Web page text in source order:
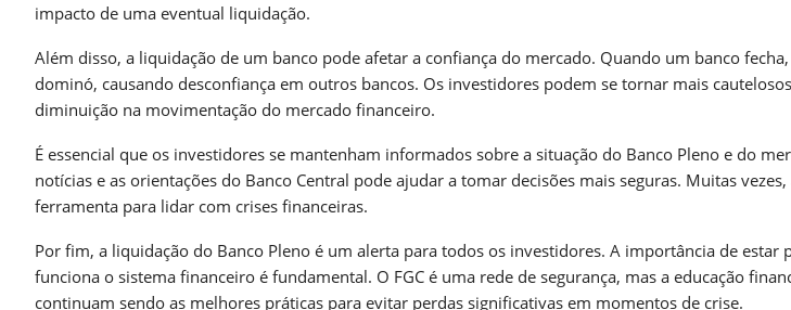
impacto de uma eventual liquidação.
Além disso, a liquidação de um banco pode afetar a confiança do mercado. Quando um banco
dominó, causando desconfiança em outros bancos. Os investidores podem se tornar mais
diminuição na movimentação do mercado financeiro.
É essencial que os investidores se mantenham informados sobre a situação do Banco Pleno e do
notícias e as orientações do Banco Central pode ajudar a tomar decisões mais seguras. Muitas
ferramenta para lidar com crises financeiras.
Por fim, a liquidação do Banco Pleno é um alerta para todos os investidores. A importância de estar
funciona o sistema financeiro é fundamental. O FGC é uma rede de segurança, mas a educação
continuam sendo as melhores práticas para evitar perdas significativas em momentos de crise.